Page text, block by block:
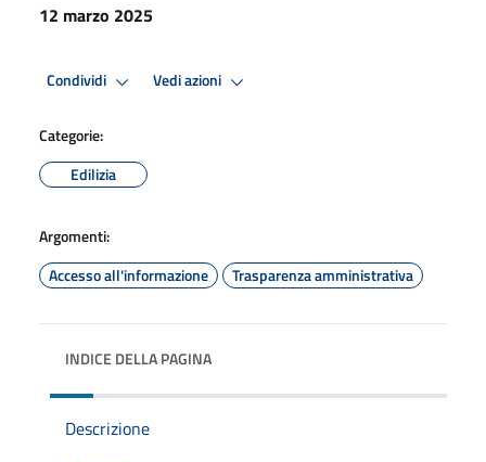
12 marzo 2025
Condividi Vedi azioni
Categorie:
Edilizia
Argomenti:
Accesso all'informazione
Trasparenza amministrativa
INDICE DELLA PAGINA
Descrizione